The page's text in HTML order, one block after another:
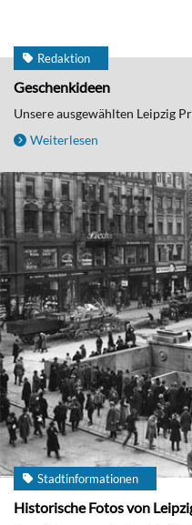
Redaktion
Geschenkideen
Unsere ausgewählten Leipzig
Weiterlesen
Stadtinformationen
Historische Fotos von